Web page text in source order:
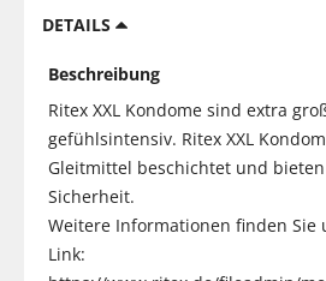
DETAILS
Beschreibung
Ritex XXL Kondome sind extra
gefühlsintensiv. Ritex XXL
Gleitmittel beschichtet und
Sicherheit.
Weitere Informationen finden Sie
Link: